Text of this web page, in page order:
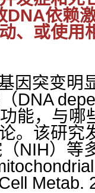
DNA依赖
、或使用
突变明
DNA
能，与哪
。该研究
NIH）等
Metab.